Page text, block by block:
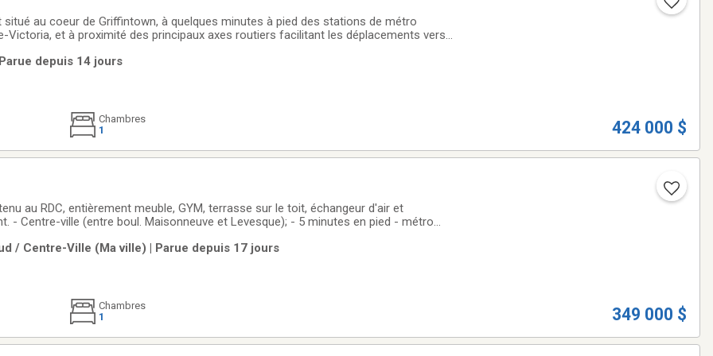
au coeur de Griffintown, à quelques minutes à pied des stations de métro
Victoria, et à proximité des principaux axes routiers facilitant les déplacements vers
un mode de
depuis 14 jours
Chambres
1
424 000 $
au RDC, entièrement meuble, GYM, terrasse sur le toit, échangeur d'air et
- Centre-ville (entre boul. Maisonneuve et Levesque); - 5 minutes en pied - métro
/ Centre-Ville (Ma ville) | Parue depuis 17 jours
Chambres
1
349 000 $